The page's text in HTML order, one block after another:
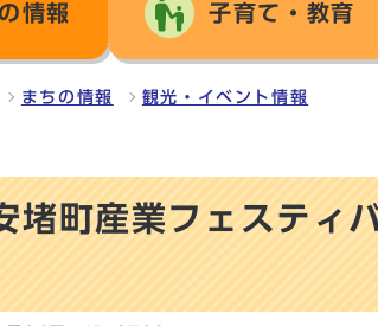
情報 子育て・教育
まちの情報 観光・イベント情報
堵町産業フェスティ